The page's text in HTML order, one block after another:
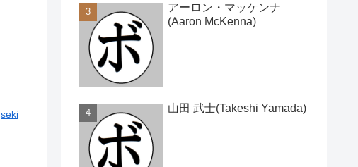
seki
アーロン・マッケンナ
(Aaron McKenna)
山田 武士(Takeshi Yamada)